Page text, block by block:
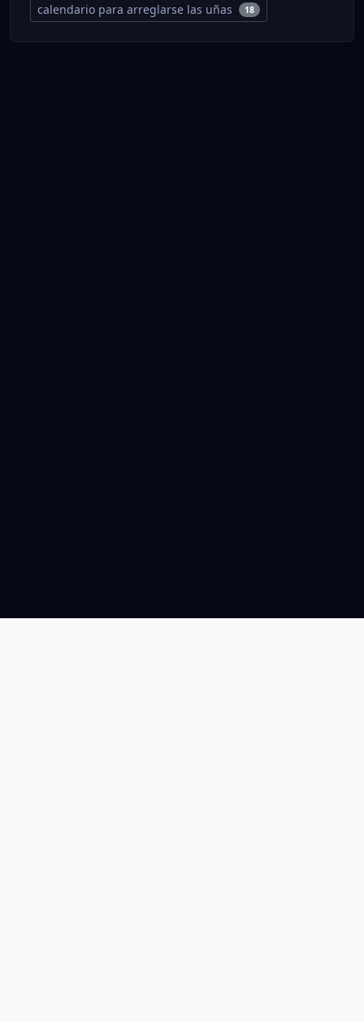
calendario para arreglarse las uñas 18